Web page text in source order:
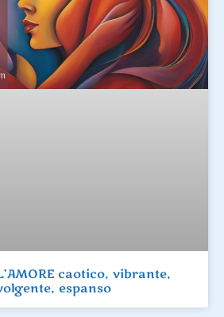
caotico, vibrante,
espanso